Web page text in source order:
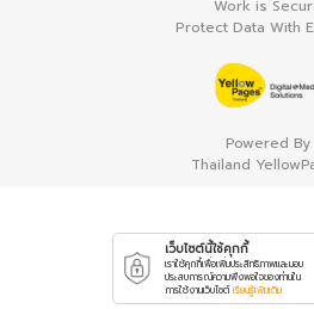
Work is
Protect Data With
Powered By
Thailand
เว็บไซต์นี้ใช้คุกกี้
เราใช้คุกกี้เพื่อเพิ่มประสิทธิภาพและมอบ
ประสบการณ์ความพึงพอใจของท่านใน
การใช้งานเว็บไซต์เรียนรู้เพิ่มเติม